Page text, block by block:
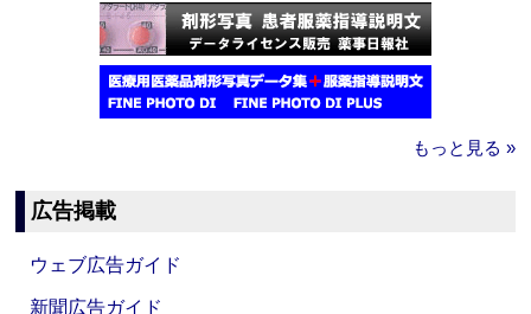
もっと見る »
広告掲載
ウェブ広告ガイド
新聞広告ガイド